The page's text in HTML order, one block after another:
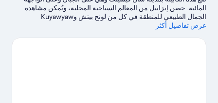
المائية. حصن إيزابيل من المعالم السياحية المحلية، ويُمكن مشاهدة
الجمال الطبيعي للمنطقة في كل من لونج بيتش وKuyawyaw
Waterfalls. تفضل بزيارة أدلتنا للسفر إلى سان فيسينتعرض تفاصيل أكثر